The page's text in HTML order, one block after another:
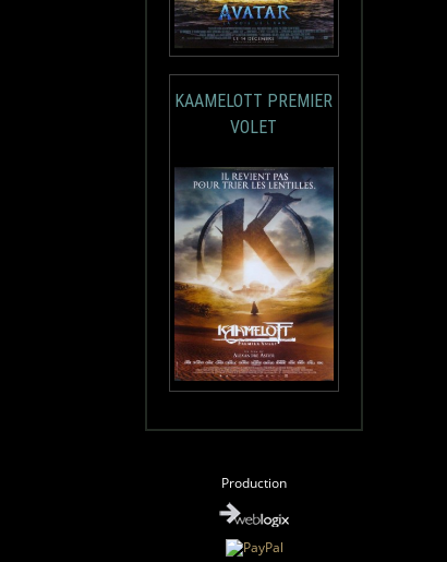
KAAMELOTT PREMIER
VOLET
Production